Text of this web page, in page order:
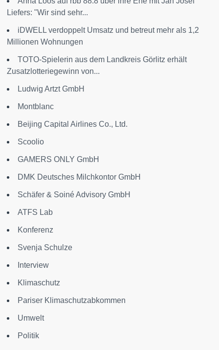
Liefers: "Wir sind sehr...
iDWELL verdoppelt Umsatz und betreut mehr als 1,2
Millionen Wohnungen
TOTO-Spielerin aus dem Landkreis Görlitz erhält
Zusatzlotteriegewinn von...
Ludwig Artzt GmbH
Montblanc
Beijing Capital Airlines Co., Ltd.
Scoolio
GAMERS ONLY GmbH
DMK Deutsches Milchkontor GmbH
Schäfer & Soiné Advisory GmbH
ATFS Lab
Konferenz
Svenja Schulze
Interview
Klimaschutz
Pariser Klimaschutzabkommen
Umwelt
Politik